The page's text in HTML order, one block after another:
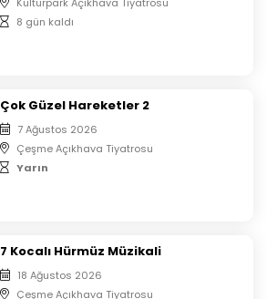
8 gün kaldı
Çok Güzel Hareketler 2
7 Ağustos 2026
Çeşme Açıkhava Tiyatrosu
Yarın
7 Kocalı Hürmüz Müzikali
18 Ağustos 2026
Çeşme Açıkhava Tiyatrosu